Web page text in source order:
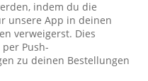
indem du die
unsere App in deinen
verweigerst. Dies
Push-
zu deinen Bestellungen